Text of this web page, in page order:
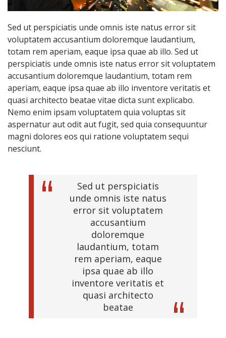
Sed ut perspiciatis unde omnis iste natus error sit
voluptatem accusantium doloremque laudantium,
totam rem aperiam, eaque ipsa quae ab illo. Sed ut
perspiciatis unde omnis iste natus error sit voluptatem
accusantium doloremque laudantium, totam rem
aperiam, eaque ipsa quae ab illo inventore veritatis et
quasi architecto beatae vitae dicta sunt explicabo.
Nemo enim ipsam voluptatem quia voluptas sit
aspernatur aut odit aut fugit, sed quia consequuntur
magni dolores eos qui ratione voluptatem sequi
nesciunt.
Sed ut perspiciatis
unde omnis iste natus
error sit voluptatem
accusantium
doloremque
laudantium, totam
rem aperiam, eaque
ipsa quae ab illo
inventore veritatis et
quasi architecto
beatae